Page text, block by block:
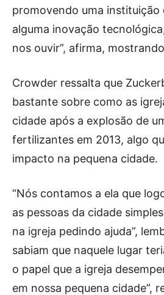
promovendo uma instituição
alguma inovação
nos ouvir”, afirma,
Crowder ressalta que
bastante sobre como as
cidade após a explosão de
fertilizantes em 2013, algo
impacto na pequena cidade.
“Nós contamos a ela que
as pessoas da cidade
na igreja pedindo ajuda”,
sabiam que naquele lugar
o papel que a igreja
em nossa pequena cidade”,